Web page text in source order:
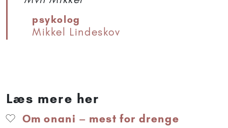
psykolog
Mikkel Lindeskov
Læs mere her
Om onani – mest for drenge